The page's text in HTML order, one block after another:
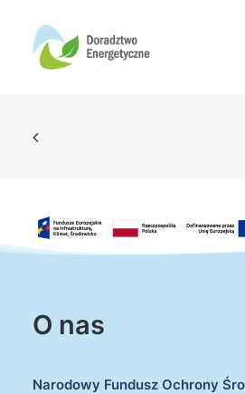
Oferta doradców
Oferta finansowania
Kontakt
Wyszukiwanie
O nas
Narodowy Fundusz Ochrony